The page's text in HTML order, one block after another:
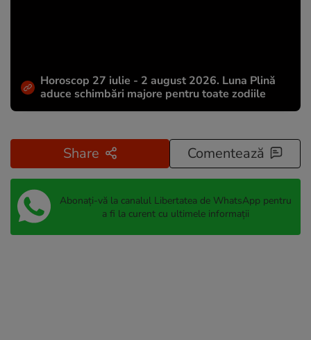
Horoscop 27 iulie - 2 august 2026. Luna Plină
aduce schimbări majore pentru toate zodiile
Share Comentează
Abonați-vă la canalul Libertatea de WhatsApp pentru
a fi la curent cu ultimele informații